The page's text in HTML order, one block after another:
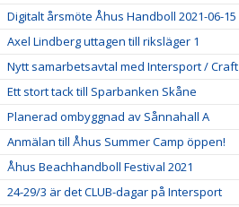
Digitalt årsmöte Åhus Handboll 2021-06-15
Axel Lindberg uttagen till riksläger 1
Nytt samarbetsavtal med Intersport / Craft
Ett stort tack till Sparbanken Skåne
Planerad ombyggnad av Sånnahall A
Anmälan till Åhus Summer Camp öppen!
Åhus Beachhandboll Festival 2021
24-29/3 är det CLUB-dagar på Intersport